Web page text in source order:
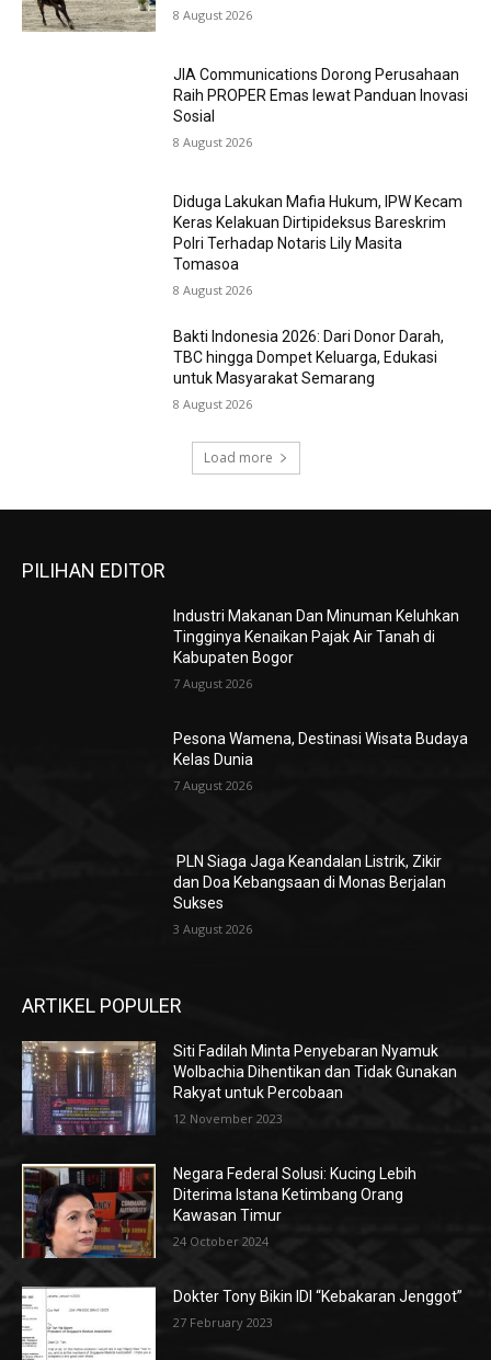
8 August 2026
JIA Communications Dorong Perusahaan
Raih PROPER Emas lewat Panduan Inovasi
Sosial
8 August 2026
Diduga Lakukan Mafia Hukum, IPW Kecam
Keras Kelakuan Dirtipideksus Bareskrim
Polri Terhadap Notaris Lily Masita
Tomasoa
8 August 2026
Bakti Indonesia 2026: Dari Donor Darah,
TBC hingga Dompet Keluarga, Edukasi
untuk Masyarakat Semarang
8 August 2026
Load more
PILIHAN EDITOR
Industri Makanan Dan Minuman Keluhkan
Tingginya Kenaikan Pajak Air Tanah di
Kabupaten Bogor
7 August 2026
Pesona Wamena, Destinasi Wisata Budaya
Kelas Dunia
7 August 2026
PLN Siaga Jaga Keandalan Listrik, Zikir
dan Doa Kebangsaan di Monas Berjalan
Sukses
3 August 2026
ARTIKEL POPULER
Siti Fadilah Minta Penyebaran Nyamuk
Wolbachia Dihentikan dan Tidak Gunakan
Rakyat untuk Percobaan
12 November 2023
Negara Federal Solusi: Kucing Lebih
Diterima Istana Ketimbang Orang
Kawasan Timur
24 October 2024
Dokter Tony Bikin IDI “Kebakaran Jenggot”
27 February 2023